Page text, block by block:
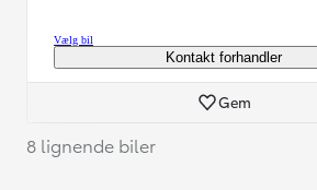
Vælg bil
Kontakt forhandler
Gem
8 lignende biler